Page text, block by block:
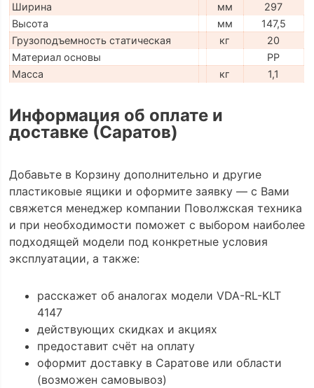
Ширина
мм
297
Высота
мм
147,5
Грузоподъемность статическая
кг
20
Материал основы
PP
Масса
кг 1,1
Информация об оплате и
доставке (Саратов)
Добавьте в Корзину дополнительно и другие
пластиковые ящики и оформите заявку — с Вами
свяжется менеджер компании Поволжская техника
и при необходимости поможет с выбором наиболее
подходящей модели под конкретные условия
эксплуатации, а также:
расскажет об аналогах модели VDA-RL-KLT
4147
действующих скидках и акциях
предоставит счёт на оплату
оформит доставку в Саратове или области
(возможен самовывоз)